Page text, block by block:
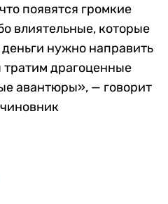
появятся громкие
влиятельные, которые
деньги нужно направить
тратим драгоценные
авантюры», — говорит